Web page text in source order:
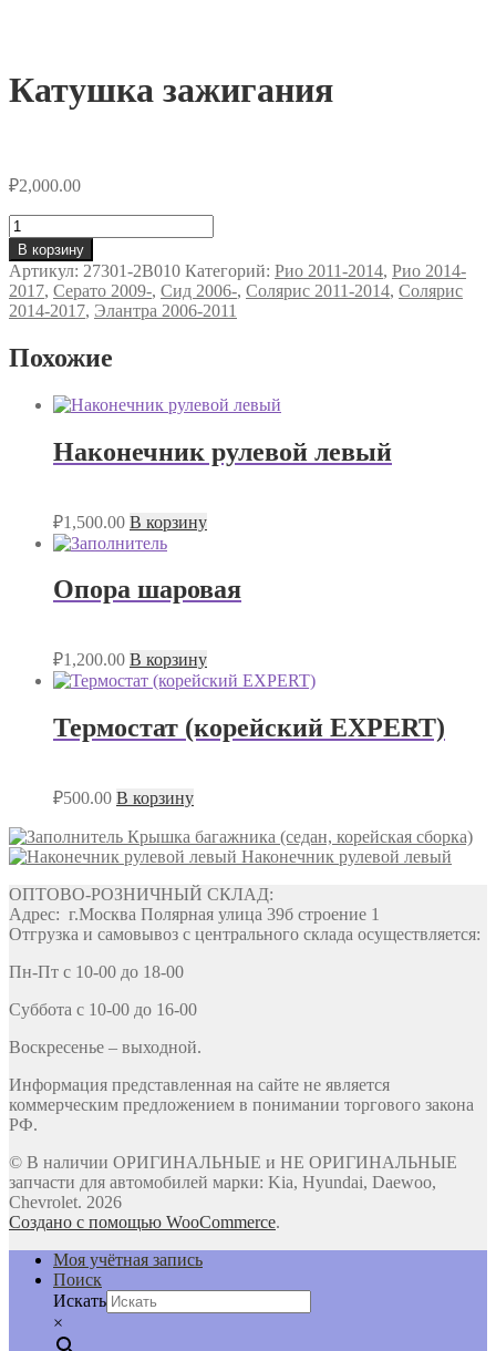
Катушка зажигания
₽2,000.00
Количество
товара
Катушка
зажигания
В корзину
Артикул: 27301-2B010 Категорий: Рио 2011-2014, Рио 2014-
2017, Серато 2009-, Сид 2006-, Солярис 2011-2014, Солярис
2014-2017, Элантра 2006-2011
Похожие
Наконечник рулевой левый
₽1,500.00 В корзину
Опора шаровая
₽1,200.00 В корзину
Термостат (корейский EXPERT)
₽500.00 В корзину
Крышка багажника (седан, корейская сборка)
Наконечник рулевой левый
ОПТОВО-РОЗНИЧНЫЙ СКЛАД:
Адрес: г.Москва Полярная улица 39б строение 1
Отгрузка и самовывоз с центрального склада осуществляется:
Пн-Пт с 10-00 до 18-00
Суббота с 10-00 до 16-00
Воскресенье – выходной.
Информация представленная на сайте не является
коммерческим предложением в понимании торгового закона
РФ.
© В наличии ОРИГИНАЛЬНЫЕ и НЕ ОРИГИНАЛЬНЫЕ
запчасти для автомобилей марки: Kia, Hyundai, Daewoo,
Chevrolet. 2026
Создано с помощью WooCommerce.
Моя учётная запись
Поиск
Искать
×